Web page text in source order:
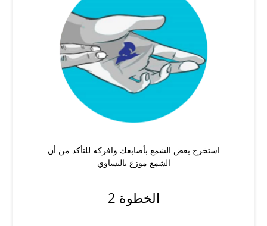
استخرج بعض الشمع بأصابعك وافركه للتأكد من أن
الشمع موزع بالتساوي
الخطوة 2